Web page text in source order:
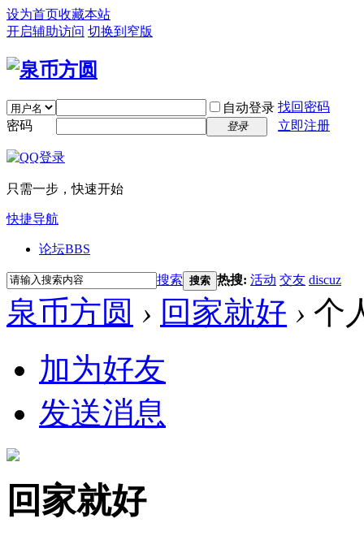
设为首页收藏本站
开启辅助访问 切换到窄版
自动登录 找回密码
密码
登录 立即注册
只需一步，快速开始
快捷导航
论坛BBS
搜索 搜索 热搜: 活动 交友 discuz
泉币方圆 › 回家就好 › 个
加为好友
发送消息
回家就好